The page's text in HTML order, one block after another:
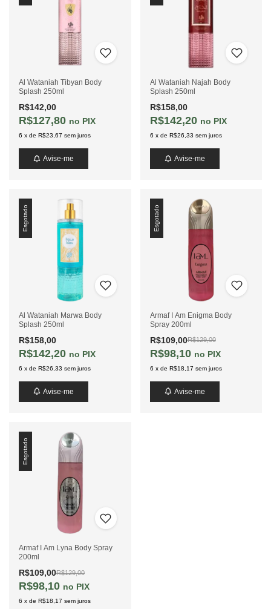
Al Wataniah Tibyan Body
Splash 250ml
R$142,00
R$127,80 PIX
6 x de R$23,67 sem juros
Avise-me
Al Wataniah Najah Body
Splash 250ml
R$158,00
R$142,20 PIX
6 x de R$26,33 sem juros
Avise-me
Esgotado
Al Wataniah Marwa Body
Splash 250ml
R$158,00
R$142,20 PIX
6 x de R$26,33 sem juros
Avise-me
Esgotado
Armaf I Am Enigma Body
Spray 200ml
R$109,00R$129,00
R$98,10 PIX
6 x de R$18,17 sem juros
Avise-me
Esgotado
Armaf I Am Lyna Body Spray
200ml
R$109,00R$129,00
R$98,10 PIX
6 x de R$18,17 sem juros